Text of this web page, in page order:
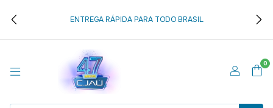
ENTREGA RÁPIDA PARA TODO BRASIL
0